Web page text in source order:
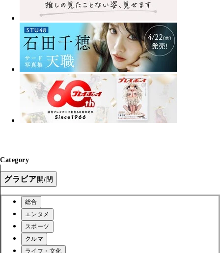
Category
グラビア開/閉
総合
エンタメ
スポーツ
クルマ
ライフ・文化